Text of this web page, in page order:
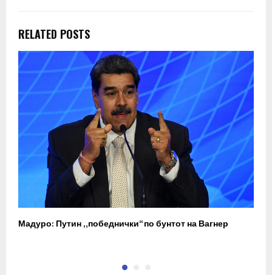
RELATED POSTS
Мадуро: Путин „победнички“ по бунтот на Вагнер